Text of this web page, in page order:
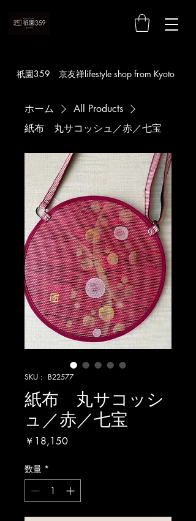
​祇園359 京友禅lifestyle shop from Kyoto
ホーム
All Products
紙布 丸サコッシュ／赤／七宝
SKU： B22577
紙布 丸サコッシ
ュ／赤／七宝
￥18,150価
数量 *